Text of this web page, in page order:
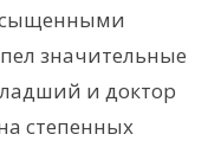
значительные
и доктор
степенных